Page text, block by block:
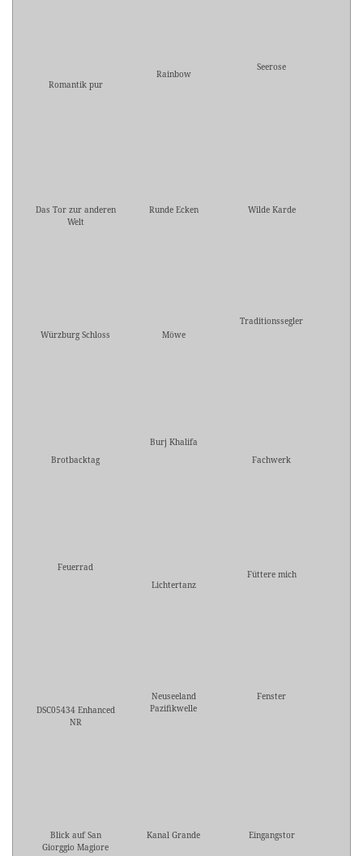
Romantik pur
Rainbow
Seerose
Das Tor zur anderen
Welt
Runde Ecken Wilde Karde
Würzburg Schloss Möwe
Traditionssegler
Brotbacktag
Burj Khalifa
Fachwerk
Feuerrad
Lichtertanz
Füttere mich
DSC05434 Enhanced
NR
Neuseeland
Pazifikwelle
Fenster
Blick auf San
Giorggio Magiore
Kanal Grande Eingangstor